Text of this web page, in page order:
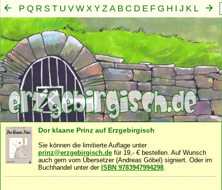
P Q R S T U V W X Y Z A B C D E F G H I J K L
M N O
Mensch·Seele·Geist·Familie·Gemeinschaft
Dor klaane Prinz auf Erzgebirgisch
Sie können die limitierte Auflage unter
prinz@erzgebirgisch.de für 19,- € bestellen. Auf Wunsch
auch gern vom Übersetzer (Andreas Göbel) signiert. Oder im
Buchhandel unter der ISBN 9783947994298.